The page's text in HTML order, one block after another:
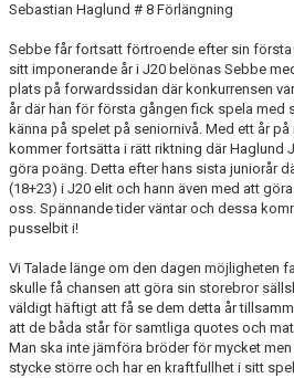
Sebastian Haglund # 8 Förlängning
Sebbe får fortsatt förtroende efter sin
sitt imponerande år i J20 belönas Sebbe
plats på forwardssidan där konkurrensen
år där han för första gången fick spela med
känna på spelet på seniornivå. Med ett år
kommer fortsätta i rätt riktning där Haglund
göra poäng. Detta efter hans sista juniorår
(18+23) i J20 elit och hann även med att
oss. Spännande tider väntar och dessa
pusselbit i!
Vi Talade länge om den dagen möjligheten
skulle få chansen att göra sin storebror
väldigt häftigt att få se dem detta år
att de båda står för samtliga quotes och
Man ska inte jämföra bröder för mycket
stycke större och har en kraftfullhet i sitt